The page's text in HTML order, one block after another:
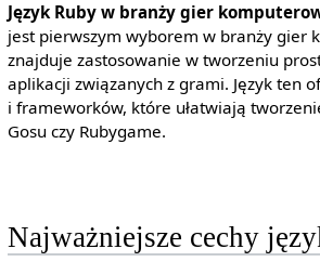
Język Ruby w branży gier
jest pierwszym wyborem w branży gier
znajduje zastosowanie w tworzeniu
aplikacji związanych z grami. Język ten
i frameworków, które ułatwiają
Gosu czy Rubygame.
Najważniejsze cechy